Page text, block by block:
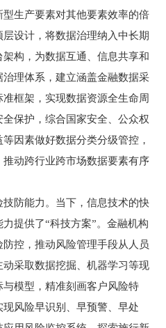
生产要素对其他要素效率的倍
设计，将数据治理纳入中长期
构，为数据互通、信息共享和
理体系，建立涵盖金融数据采
框架，实现数据资源全生命周
保护，综合国家安全、公众权
因素做好数据分类分级管控，
动跨行业跨市场数据要素有序
防能力。当下，信息技术的快
提供了“科技方案”。金融机构
控，推动风险管理手段从人员
采取数据挖掘、机器学习等现
模型，精准刻画客户风险特
风险早识别、早预警、早处